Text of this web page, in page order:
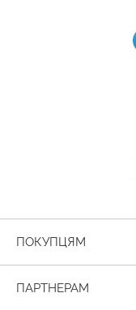
ПОКУПЦЯМ
ПАРТНЕРАМ